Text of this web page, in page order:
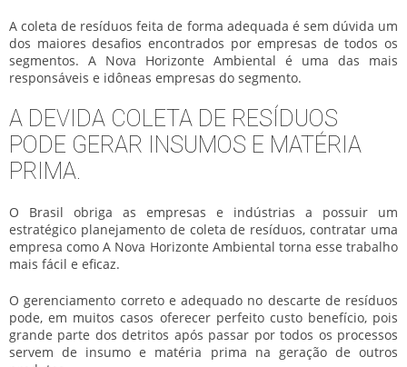
A coleta de resíduos feita de forma adequada é sem dúvida um
dos maiores desafios encontrados por empresas de todos os
segmentos. A Nova Horizonte Ambiental é uma das mais
responsáveis e idôneas empresas do segmento.
A DEVIDA COLETA DE RESÍDUOS
PODE GERAR INSUMOS E MATÉRIA
PRIMA.
O Brasil obriga as empresas e indústrias a possuir um
estratégico planejamento de coleta de resíduos, contratar uma
empresa como A Nova Horizonte Ambiental torna esse trabalho
mais fácil e eficaz.
O gerenciamento correto e adequado no descarte de resíduos
pode, em muitos casos oferecer perfeito custo benefício, pois
grande parte dos detritos após passar por todos os processos
servem de insumo e matéria prima na geração de outros